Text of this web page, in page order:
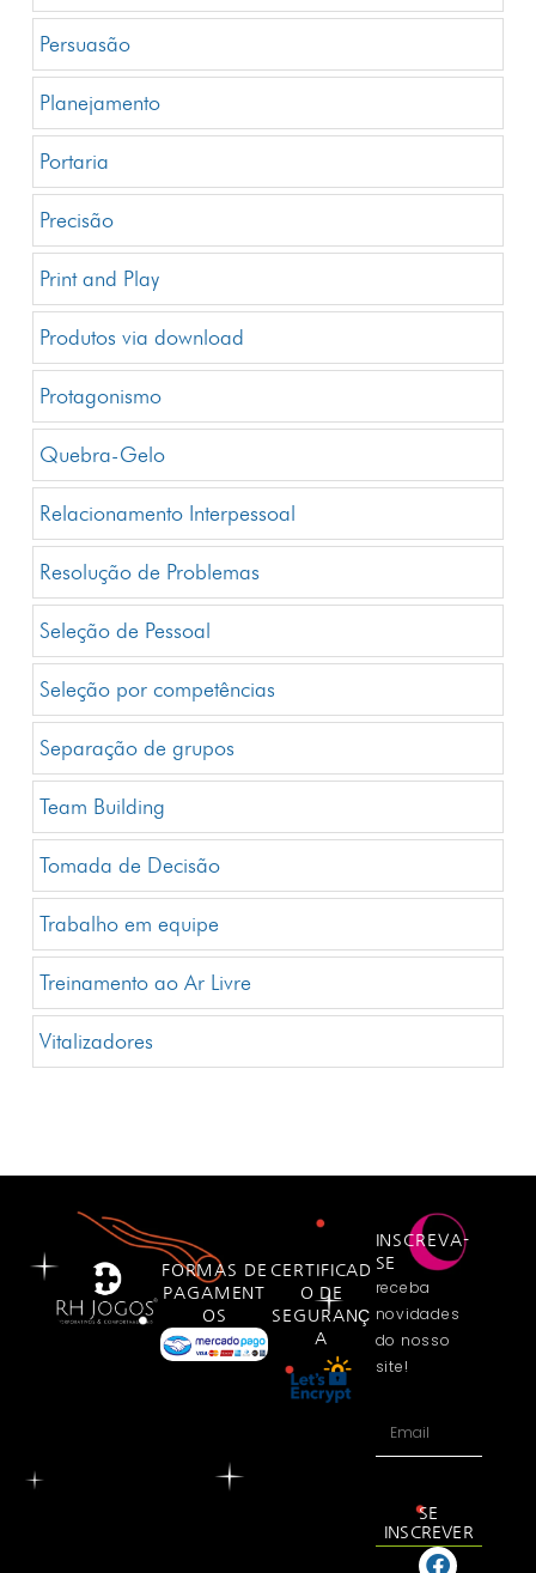
Persuasão
Planejamento
Portaria
Precisão
Print and Play
Produtos via download
Protagonismo
Quebra-Gelo
Relacionamento Interpessoal
Resolução de Problemas
Seleção de Pessoal
Seleção por competências
Separação de grupos
Team Building
Tomada de Decisão
Trabalho em equipe
Treinamento ao Ar Livre
Vitalizadores
FORMAS DE
PAGAMENT
OS
CERTIFICAD
O DE
SEGURANÇ
A
INSCREVA-
SE
receba
novidades
do nosso
site!
SE
INSCREVER